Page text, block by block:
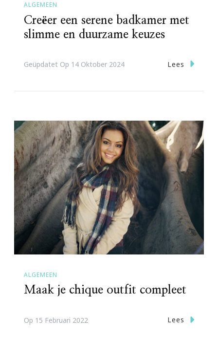
ALGEMEEN
Creëer een serene badkamer met
slimme en duurzame keuzes
Geüpdatet Op 14 Oktober 2024 Lees
ALGEMEEN
Maak je chique outfit compleet
Op 15 Februari 2022 Lees